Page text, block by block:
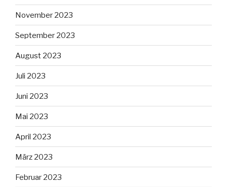
November 2023
September 2023
August 2023
Juli 2023
Juni 2023
Mai 2023
April 2023
März 2023
Februar 2023